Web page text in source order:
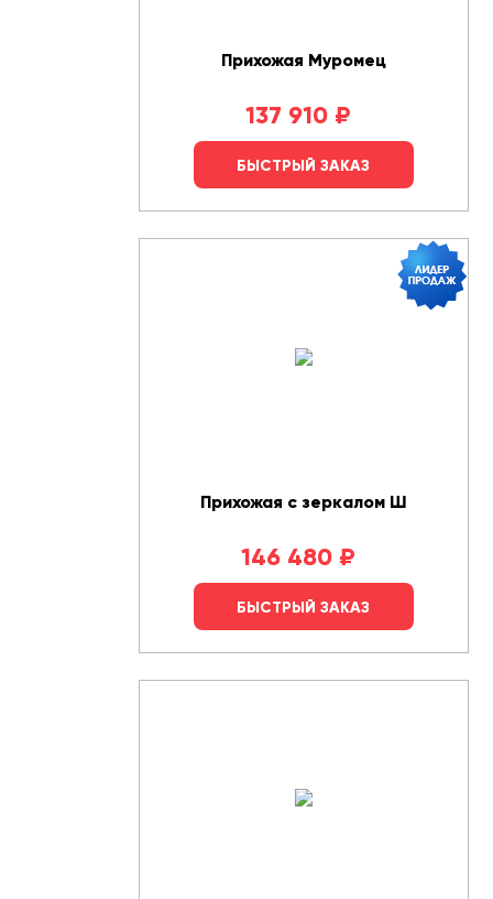
Прихожая Муромец
137 910 ₽
БЫСТРЫЙ ЗАКАЗ
Прихожая с зеркалом Ш
146 480 ₽
БЫСТРЫЙ ЗАКАЗ